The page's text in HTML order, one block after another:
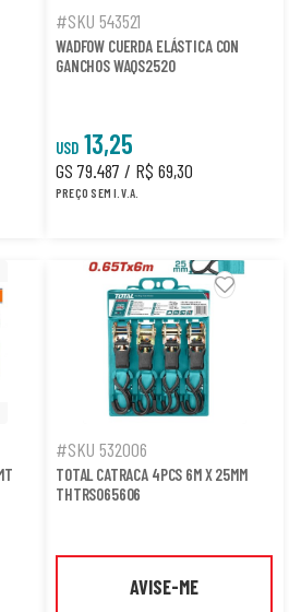
#SKU 543521
WADFOW CUERDA ELÁSTICA CON
GANCHOS WAQS2520
USD 13,25
GS 79.487 / R$ 69,30
PREÇO SEM I.V.A.
#SKU 532006
TOTAL CATRACA 4PCS 6M X 25MM
THTRS065606
AVISE-ME